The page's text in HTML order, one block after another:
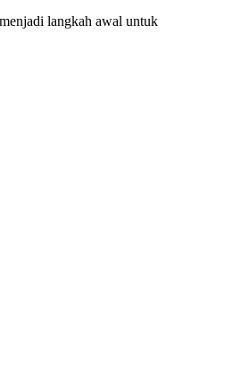
langkah awal untuk